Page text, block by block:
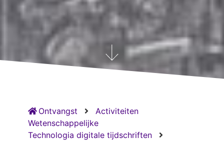
Ontvangst
Activiteiten
Wetenschappelijke
Technologia digitale tijdschriften